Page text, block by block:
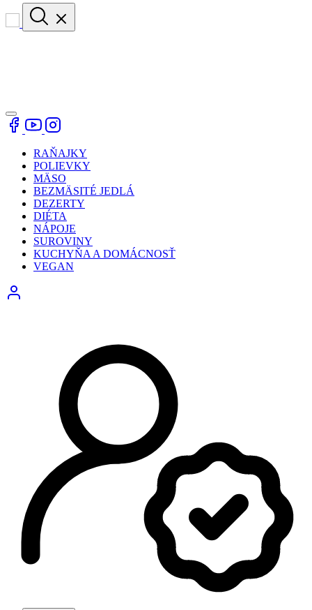
RAŇAJKY
POLIEVKY
MÄSO
BEZMÄSITÉ JEDLÁ
DEZERTY
DIÉTA
NÁPOJE
SUROVINY
KUCHYŇA A DOMÁCNOSŤ
VEGAN